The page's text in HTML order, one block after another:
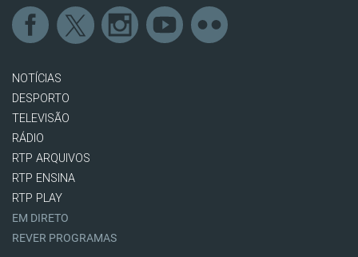
NOTÍCIAS
DESPORTO
TELEVISÃO
RÁDIO
RTP ARQUIVOS
RTP ENSINA
RTP PLAY
EM DIRETO
REVER PROGRAMAS